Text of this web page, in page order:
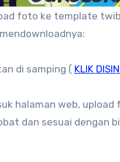
foto ke template
di samping ( KLIK
halaman web, upload
dan sesuai dengan